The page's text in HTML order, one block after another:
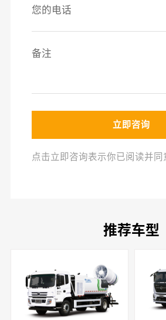
立即咨询
点击立即咨询表示你已阅读并同
推荐车型